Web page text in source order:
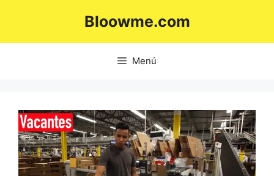
Bloowme.com
Menú